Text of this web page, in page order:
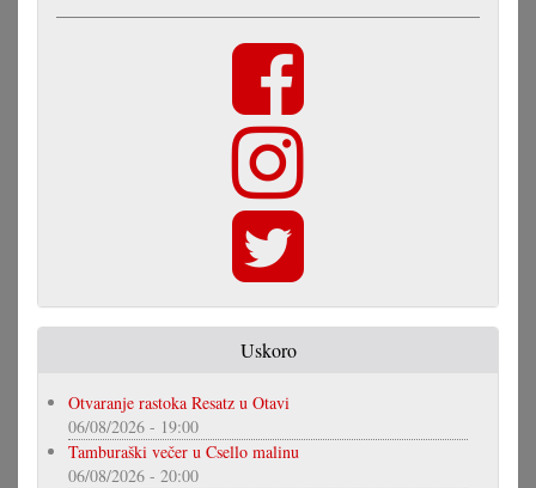
Uskoro
Otvaranje rastoka Resatz u Otavi
06/08/2026 - 19:00
Tamburaški večer u Csello malinu
06/08/2026 - 20:00